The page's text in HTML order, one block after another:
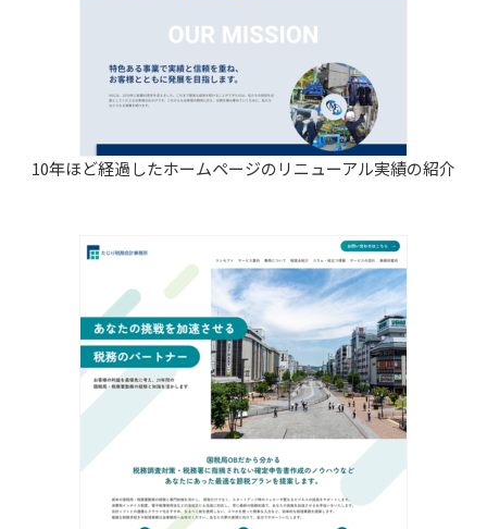
10年ほど経過したホームページのリニューアル実績の紹介